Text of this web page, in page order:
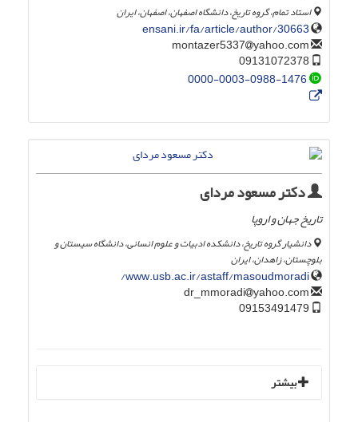
استاد تمام، گروه تاریخ، دانشگاه اصفهان، اصفهان، ایران
ensani.ir/fa/article/author/30663
yahoo.com
0000-0003-0988-1476
دکتر مسعود مردای
تاریخ جهان و اروپا
دانشیار گروه تاریخ، دانشکده ادبیات و علوم انسانی، دانشگاه سیستان و
بلوچستان، زاهدان، ایران
www.usb.ac.ir/astaff/masoudmoradi/
yahoo.com
بیشتر